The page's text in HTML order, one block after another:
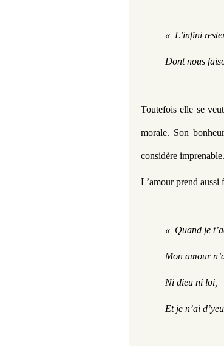
«  L’infini
Dont nous
Toutefois elle se
morale. Son
considère imprenable.
L’amour prend aussi
«  Quand je
Mon amour
Ni dieu ni loi,
Et je n’ai